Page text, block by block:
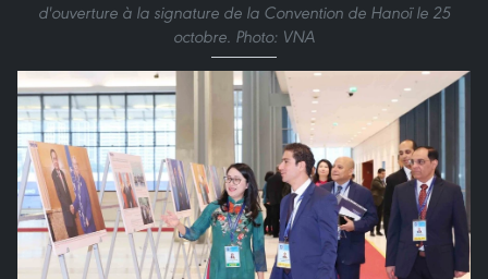
d'ouverture à la signature de la Convention de Hanoï le 25
octobre. Photo: VNA